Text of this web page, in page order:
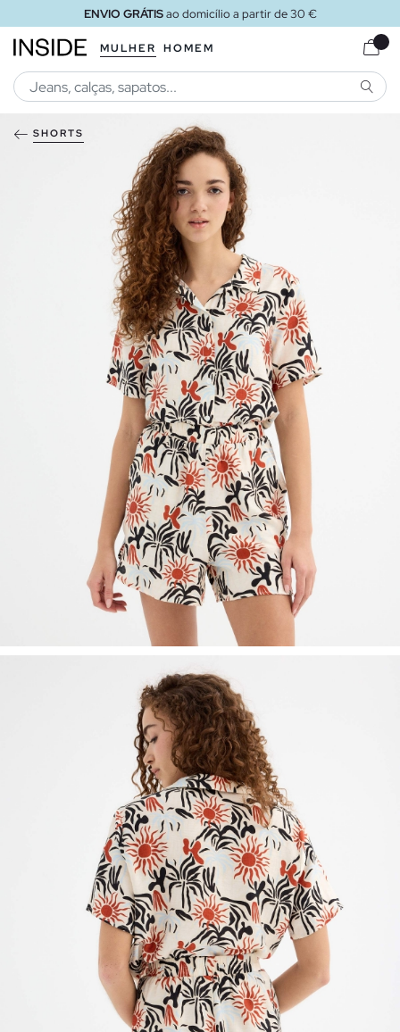
ENVIO GRÁTISao domicílio a partir de 30 €
MULHER HOMEM
SHORTS